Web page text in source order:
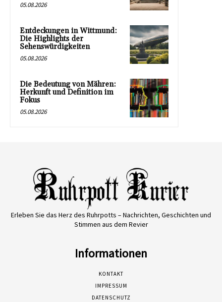
05.08.2026
Entdeckungen in Wittmund:
Die Highlights der
Sehenswürdigkeiten
05.08.2026
Die Bedeutung von Mähren:
Herkunft und Definition im
Fokus
05.08.2026
Erleben Sie das Herz des Ruhrpotts – Nachrichten, Geschichten und
Stimmen aus dem Revier
Informationen
KONTAKT
IMPRESSUM
DATENSCHUTZ